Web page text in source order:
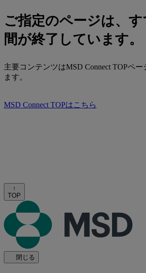
ご指定のページは、す
間が終了しています。
主要コンテンツはMSD Connect TOPペ
ます。
MSD Connect TOPはこちら
↑
TOP
閉じる